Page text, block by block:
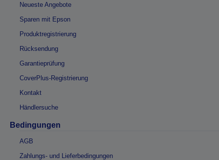
Neueste Angebote
Sparen mit Epson
Produktregistrierung
Rücksendung
Garantieprüfung
CoverPlus-Registrierung
Kontakt
Händlersuche
Bedingungen
AGB
Zahlungs- und Lieferbedingungen